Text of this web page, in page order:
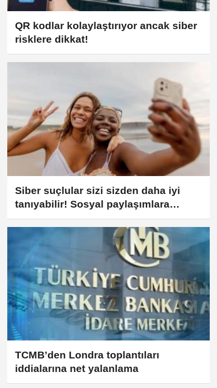
QR kodlar kolaylaştırıyor ancak siber
risklere dikkat!
Siber suçlular sizi sizden daha iyi
tanıyabilir! Sosyal paylaşımlara
dikkat edilmesi gereken 10 nokta
TCMB’den Londra toplantıları
iddialarına net yalanlama